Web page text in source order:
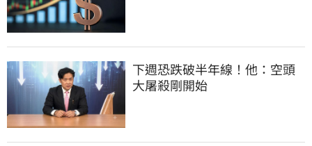
下週恐跌破半年線！他：空頭
大屠殺剛開始